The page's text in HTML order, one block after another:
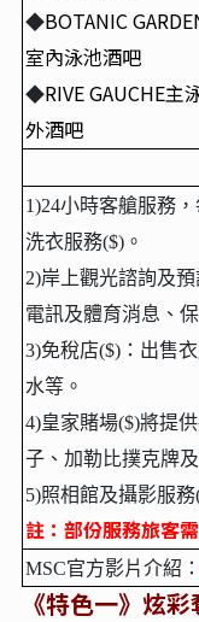
◆BOTANIC
室內泳池酒吧
◆RIVE GAUCHE主
外酒吧
1)24小時客艙服務
洗衣服務($)。
2)岸上觀光諮詢及
電訊及體育消息、
3)免稅店($)：出售
水等。
4)皇家賭場($)將提
子、加勒比撲克牌
5)照相館及攝影服務
註：部份服務旅客
MSC官方影片介紹：
《特色一》炫